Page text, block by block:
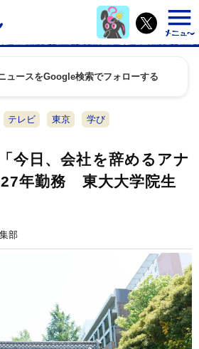
ュースをGoogle検索でフォローする
テレビ 東京 学び
今日、会社を辞めるアナ
年勤務 東大大学院生
部